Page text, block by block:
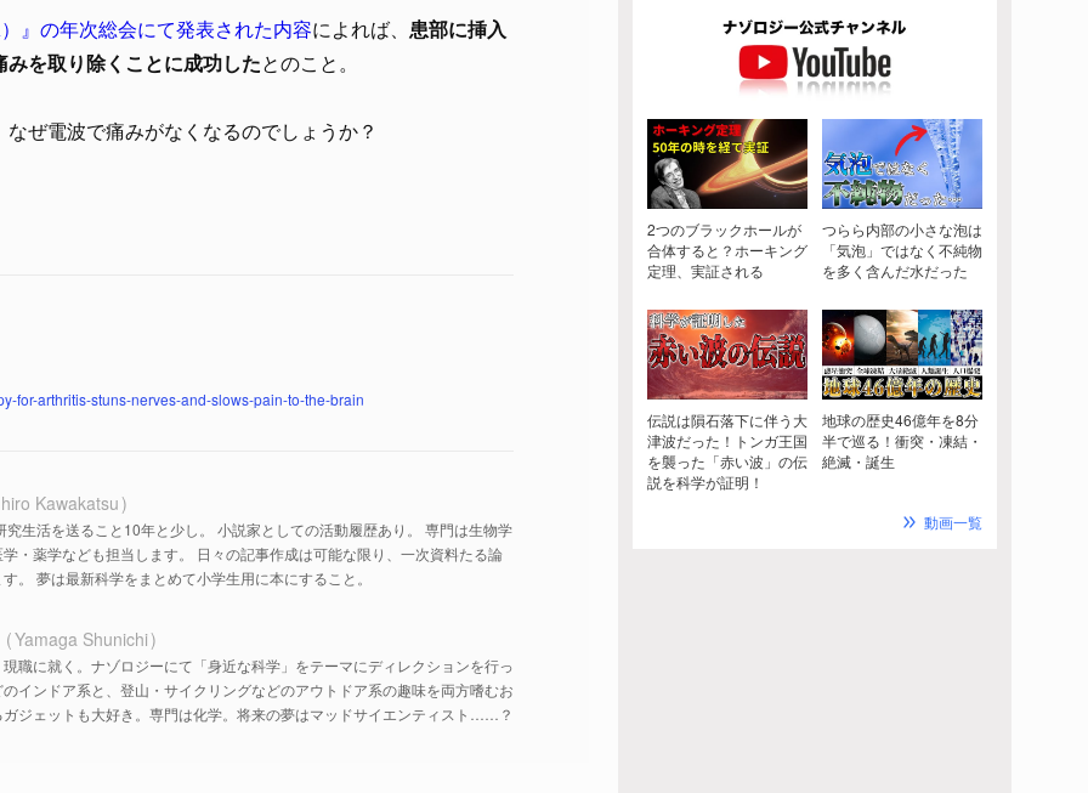
』の年次総会にて発表された内容によれば、 患部に挿入
を取り除くことに成功したとのこと。
ぜ電波で痛みがなくなるのでしょうか？
for-arthritis-stuns-nerves-and-slows-pain-to-the-brain
Kawakatsu
生活を送ること10年と少し。 小説家としての活動履歴あり。 専門は生物学
・薬学なども担当します。 日々の記事作成は可能な限り、一次資料たる論
。 夢は最新科学をまとめて小学生用に本にすること。
Yamaga Shunichi
職に就く。ナゾロジーにて「身近な科学」をテーマにディレクションを行っ
インドア系と、登山・サイクリングなどのアウトドア系の趣味を両方嗜むお
ジェットも大好き。専門は化学。将来の夢はマッドサイエンティスト……？
2つのブラックホールが
合体すると？ホーキング
定理、実証される
つらら内部の小さな泡は
「気泡」ではなく不純物
を多く含んだ水だった
伝説は隕石落下に伴う大
津波だった！トンガ王国
を襲った「赤い波」の伝
説を科学が証明！
地球の歴史46億年を8分
半で巡る！衝突・凍結・
絶滅・誕生
動画一覧